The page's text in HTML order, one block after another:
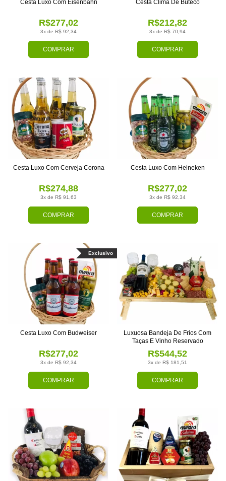
COMPRAR
3x de R$ 92,34
R$277,02
Cesta Luxo Com Eisenbahn
COMPRAR
3x de R$ 70,94
R$212,82
Cesta Clima De Buteco
COMPRAR
3x de R$ 91,63
R$274,88
Cesta Luxo Com Cerveja Corona
COMPRAR
3x de R$ 92,34
R$277,02
Cesta Luxo Com Heineken
COMPRAR
3x de R$ 92,34
R$277,02
Cesta Luxo Com Budweiser
Exclusivo
COMPRAR
3x de R$ 181,51
R$544,52
Luxuosa Bandeja De Frios Com
Taças E Vinho Reservado